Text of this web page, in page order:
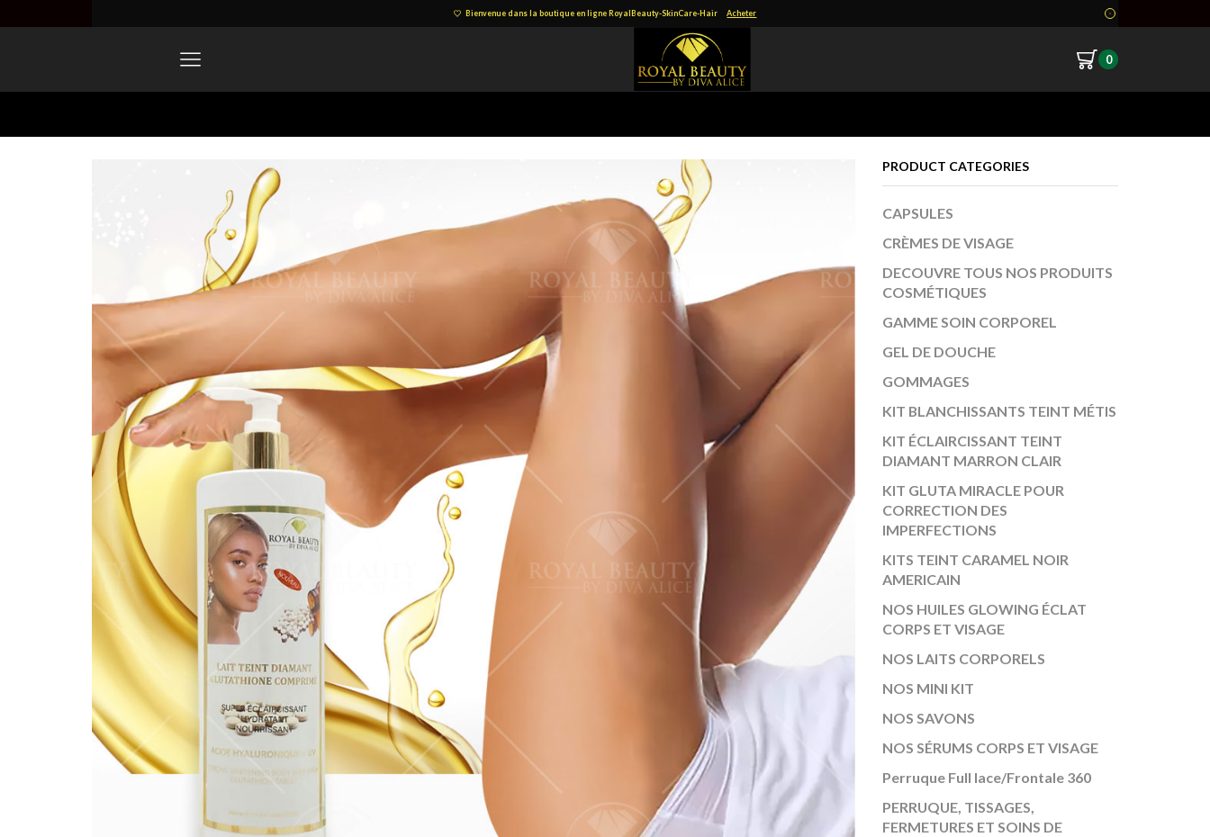
Bienvenue dans la boutique en ligne RoyalBeauty-SkinCare-Hair Acheter
0
PRODUCT CATEGORIES
CAPSULES
CRÈMES DE VISAGE
DECOUVRE TOUS NOS PRODUITS
COSMÉTIQUES
GAMME SOIN CORPOREL
GEL DE DOUCHE
GOMMAGES
KIT BLANCHISSANTS TEINT MÉTIS
KIT ÉCLAIRCISSANT TEINT
DIAMANT MARRON CLAIR
KIT GLUTA MIRACLE POUR
CORRECTION DES
IMPERFECTIONS
KITS TEINT CARAMEL NOIR
AMERICAIN
NOS HUILES GLOWING ÉCLAT
CORPS ET VISAGE
NOS LAITS CORPORELS
NOS MINI KIT
NOS SAVONS
NOS SÉRUMS CORPS ET VISAGE
Perruque Full lace/Frontale 360
PERRUQUE, TISSAGES,
FERMETURES ET SOINS DE